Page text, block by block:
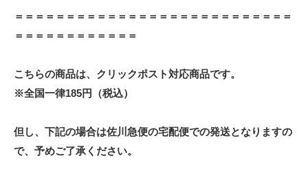
＝＝＝＝＝＝＝＝＝＝＝＝＝＝＝＝＝＝＝＝＝＝＝＝＝＝＝
＝＝＝＝＝＝＝＝＝＝＝＝
こちらの商品は、クリックポスト対応商品です。
※全国一律185円（税込）
但し、下記の場合は佐川急便の宅配便での発送となりますの
で、予めご了承ください。